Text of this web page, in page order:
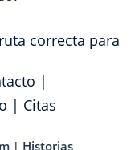
correcta para
|
| Citas
| Historias